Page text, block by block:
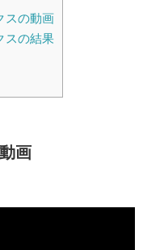
スの動画
スの結果
画